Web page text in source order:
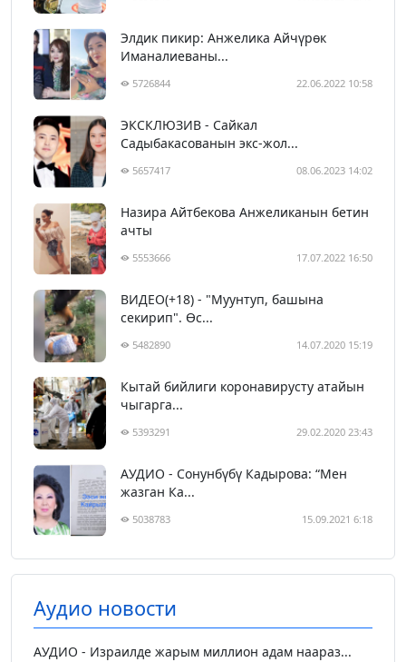
Элдик пикир: Анжелика Айчүрөк
Иманалиеваны...
5726844 22.06.2022 10:58
ЭКСКЛЮЗИВ - Сайкал
Садыбакасованын экс-жол...
5657417 08.06.2023 14:02
Назира Айтбекова Анжеликанын бетин
ачты
5553666 17.07.2022 16:50
ВИДЕО(+18) - "Муунтуп, башына
секирип". Өс...
5482890 14.07.2020 15:19
Кытай бийлиги коронавирусту атайын
чыгарга...
5393291 29.02.2020 23:43
АУДИО - Сонунбүбү Кадырова: “Мен
жазган Ка...
5038783 15.09.2021 6:18
Аудио новости
АУДИО - Израилде жарым миллион адам наараз...